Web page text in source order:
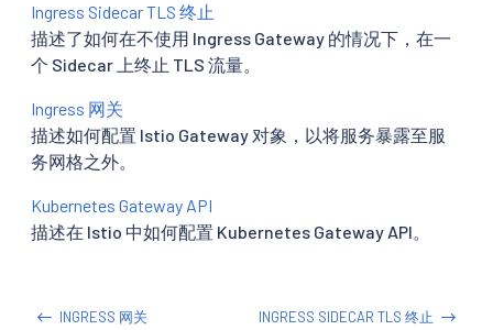
Ingress Sidecar TLS 终止
描述了如何在不使用 Ingress Gateway 的情况下，在一
个 Sidecar 上终止 TLS 流量。
Ingress 网关
描述如何配置 Istio Gateway 对象，以将服务暴露至服
务网格之外。
Kubernetes Gateway API
描述在 Istio 中如何配置 Kubernetes Gateway API。
INGRESS 网关 INGRESS SIDECAR TLS 终止